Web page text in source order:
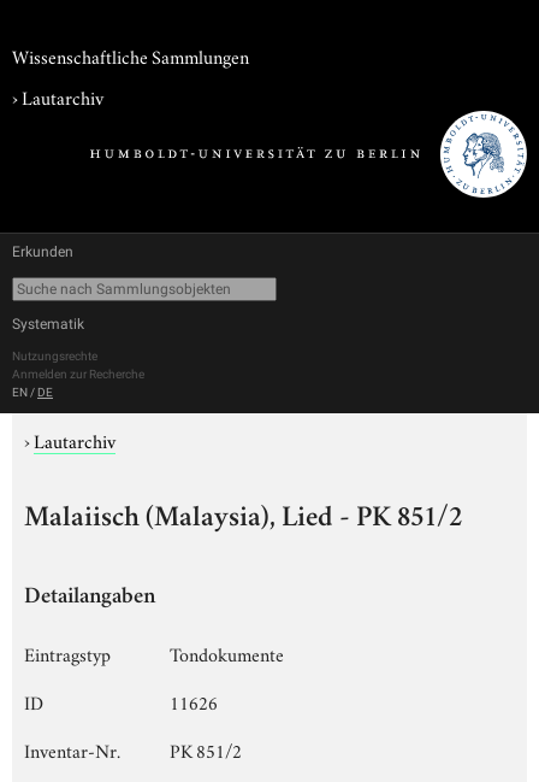
Wissenschaftliche Sammlungen
›Lautarchiv
Erkunden
Systematik
Nutzungsrechte
Anmelden zur Recherche
EN / DE
›Lautarchiv
Malaiisch (Malaysia), Lied - PK 851/2
Detailangaben
Eintragstyp
Tondokumente
ID
11626
Inventar-Nr.
PK 851/2